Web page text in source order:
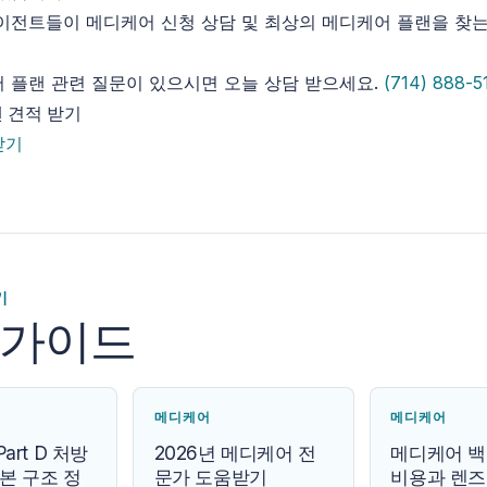
전트들이 메디케어 신청 상담 및 최상의 메디케어 플랜을 찾
플랜 관련 질문이 있으시면 오늘 상담 받으세요. (714) 888-
견적 받기
이드
D 처방
구조 정
메디케어
2026년 메디케어 전
문가 도움받기
메디케어
메디케어
비용과 렌